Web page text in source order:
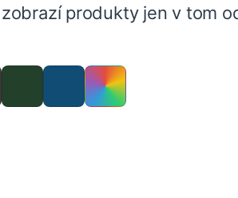
produkty jen v tom